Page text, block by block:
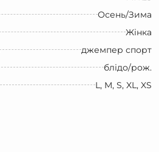
Осень/Зима
Жінка
джемпер спорт
блідо/рож.
L, M, S, XL, XS